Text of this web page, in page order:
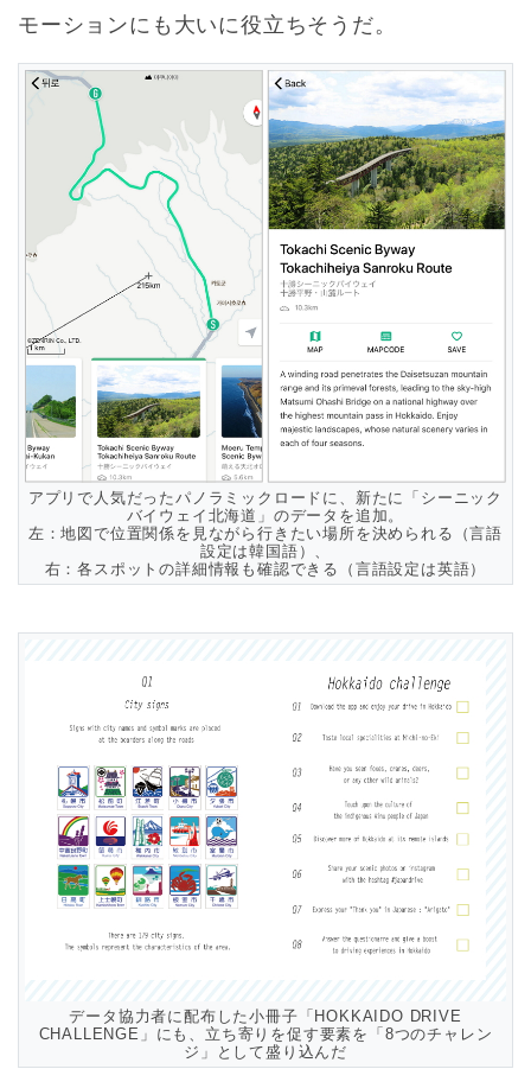
モーションにも大いに役立ちそうだ。
アプリで人気だったパノラミックロードに、新たに「シーニック
バイウェイ北海道」のデータを追加。
左：地図で位置関係を見ながら行きたい場所を決められる（言語
設定は韓国語）、
右：各スポットの詳細情報も確認できる（言語設定は英語）
データ協力者に配布した小冊子「HOKKAIDO DRIVE
CHALLENGE」にも、立ち寄りを促す要素を「8つのチャレン
ジ」として盛り込んだ